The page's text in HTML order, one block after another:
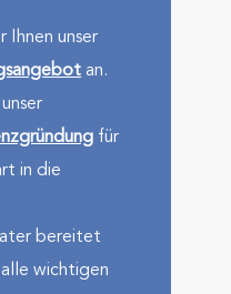
Ihnen unser
an.
für
in die
bereitet
wichtigen